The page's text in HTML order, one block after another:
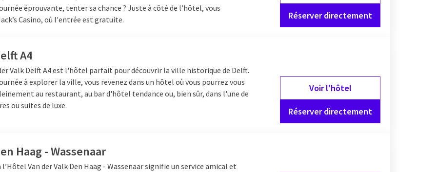
qui rend la visite en voiture
(payant) dans les parkings
minutes de marche du
se détendre. Leiden propose
Choisissez un
accéder facilement aux
d'une option économique ou
éprouvante, tenter sa chance ? Juste à côté de l'hôtel, vous
Casino, où l'entrée est gratuite.
Réserver directement
A4
Valk Delft A4 est l'hôtel parfait pour découvrir la ville historique de Delft.
à explorer la ville, vous revenez dans un hôtel où vous pourrez vous
au restaurant, au bar d'hôtel tendance ou, bien sûr, dans l'une de
ou suites de luxe.
Voir l'hôtel
Réserver directement
Haag - Wassenaar
l’Hôtel Van der Valk Den Haag - Wassenaar signifie un service amical et